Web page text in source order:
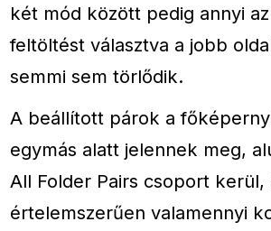
két mód között pedig annyi
feltöltést választva a jobb
semmi sem törlődik.
A beállított párok a
egymás alatt jelennek meg,
All Folder Pairs csoport kerül,
értelemszerűen valamennyi